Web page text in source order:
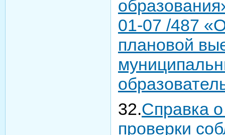
01-07 /487
плановой
32.Справка о
проверки